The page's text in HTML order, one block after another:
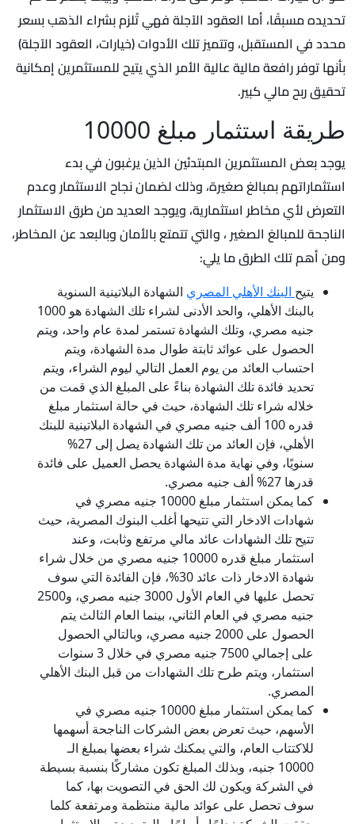
تحديده مسبقًا، أما العقود الآجلة فهي تُلزم بشراء الذهب بسعر
محدد في المستقبل، وتتميز تلك الأدوات (خيارات، العقود الآجلة)
بأنها توفر رافعة مالية عالية الأمر الذي يتيح للمستثمرين إمكانية
تحقيق ربح مالي كبير.
طريقة استثمار مبلغ 10000
يوجد بعض المستثمرين المبتدئين الذين يرغبون في بدء
استثماراتهم بمبالغ صغيرة، وذلك لضمان نجاح الاستثمار وعدم
التعرض لأي مخاطر استثمارية، ويوجد العديد من طرق الاستثمار
الناجحة للمبالغ الصغير ، والتي تتمتع بالأمان وبالبعد عن المخاطر،
ومن أهم تلك الطرق ما يلي:
يتيح البنك الأهلي المصري الشهادة البلاتينية السنوية
بالبنك الأهلي، والحد الأدنى لشراء تلك الشهادة هو 1000
جنيه مصري، وتلك الشهادة تستمر لمدة عام واحد، ويتم
الحصول على عوائد ثابتة طوال مدة الشهادة، ويتم
احتساب العائد من يوم العمل التالي ليوم الشراء، ويتم
تحديد فائدة تلك الشهادة بناءً على المبلغ الذي قمت من
خلاله شراء تلك الشهادة، حيث في حالة استثمار مبلغ
قدره 100 ألف جنيه مصري في الشهادة البلاتينية للبنك
الأهلي، فإن العائد من تلك الشهادة يصل إلى 27%
سنويًا، وفي نهاية مدة الشهادة يحصل العميل على فائدة
قدرها 27% ألف جنيه مصري.
كما يمكن استثمار مبلغ 10000 جنيه مصري في
شهادات الادخار التي تتيحها أغلب البنوك المصرية، حيث
تتيح تلك الشهادات عائد مالي مرتفع وثابت، وعند
استثمار مبلغ قدره 10000 جنيه مصري من خلال شراء
شهادة الادخار ذات عائد 30%، فإن الفائدة التي سوف
تحصل عليها في العام الأول 3000 جنيه مصري، و2500
جنيه مصري في العام الثاني، بينما العام الثالث يتم
الحصول على 2000 جنيه مصري، وبالتالي الحصول
على إجمالي 7500 جنيه مصري في خلال 3 سنوات
استثمار، ويتم طرح تلك الشهادات من قبل البنك الأهلي
المصري.
كما يمكن استثمار مبلغ 10000 جنيه مصري في
الأسهم، حيث تعرض بعض الشركات الناجحة أسهمها
للاكتتاب العام، والتي يمكنك شراء بعضها بمبلغ الـ
10000 جنيه، وبذلك المبلغ تكون مشاركًا بنسبة بسيطة
في الشركة ويكون لك الحق في التصويت بها، كما
سوف تحصل على عوائد مالية منتظمة ومرتفعة كلما